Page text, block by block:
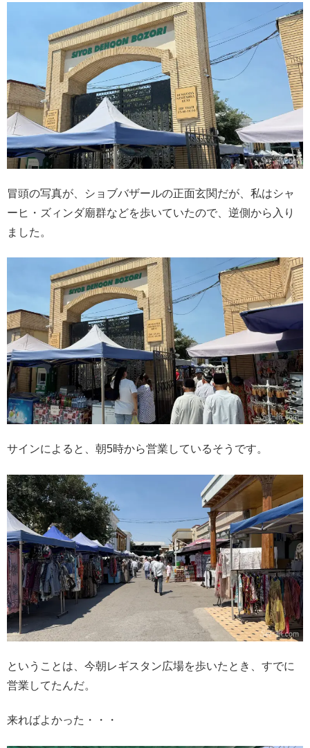
冒頭の写真が、ショブバザールの正面玄関だが、私はシャ
ーヒ・ズィンダ廟群などを歩いていたので、逆側から入り
ました。
サインによると、朝5時から営業しているそうです。
ということは、今朝レギスタン広場を歩いたとき、すでに
営業してたんだ。
来ればよかった・・・